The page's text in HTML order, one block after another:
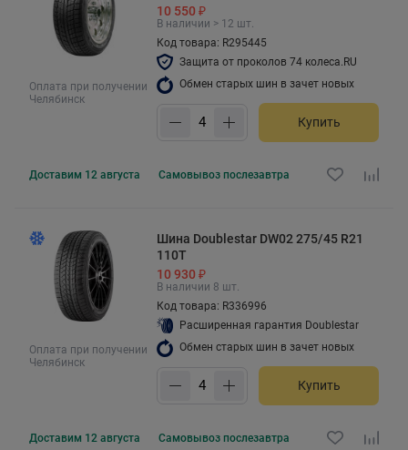
Оплата при получении
Челябинск
10 550 ₽
В наличии > 12 шт.
Код товара: R295445
Защита от проколов 74 колеса.RU
Обмен старых шин в зачет новых
Купить
Доставим 12 августа Самовывоз послезавтра
Оплата при получении
Челябинск
Шина Doublestar DW02 275/45 R21
110T
10 930 ₽
В наличии 8 шт.
Код товара: R336996
Расширенная гарантия Doublestar
Обмен старых шин в зачет новых
Купить
Доставим 12 августа Самовывоз послезавтра